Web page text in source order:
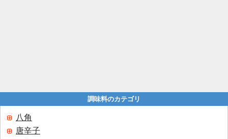
調味料のカテゴリ
八角
唐辛子